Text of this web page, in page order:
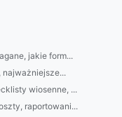
jakie form...
najważniejsze...
wiosenne, ...
raportowani...